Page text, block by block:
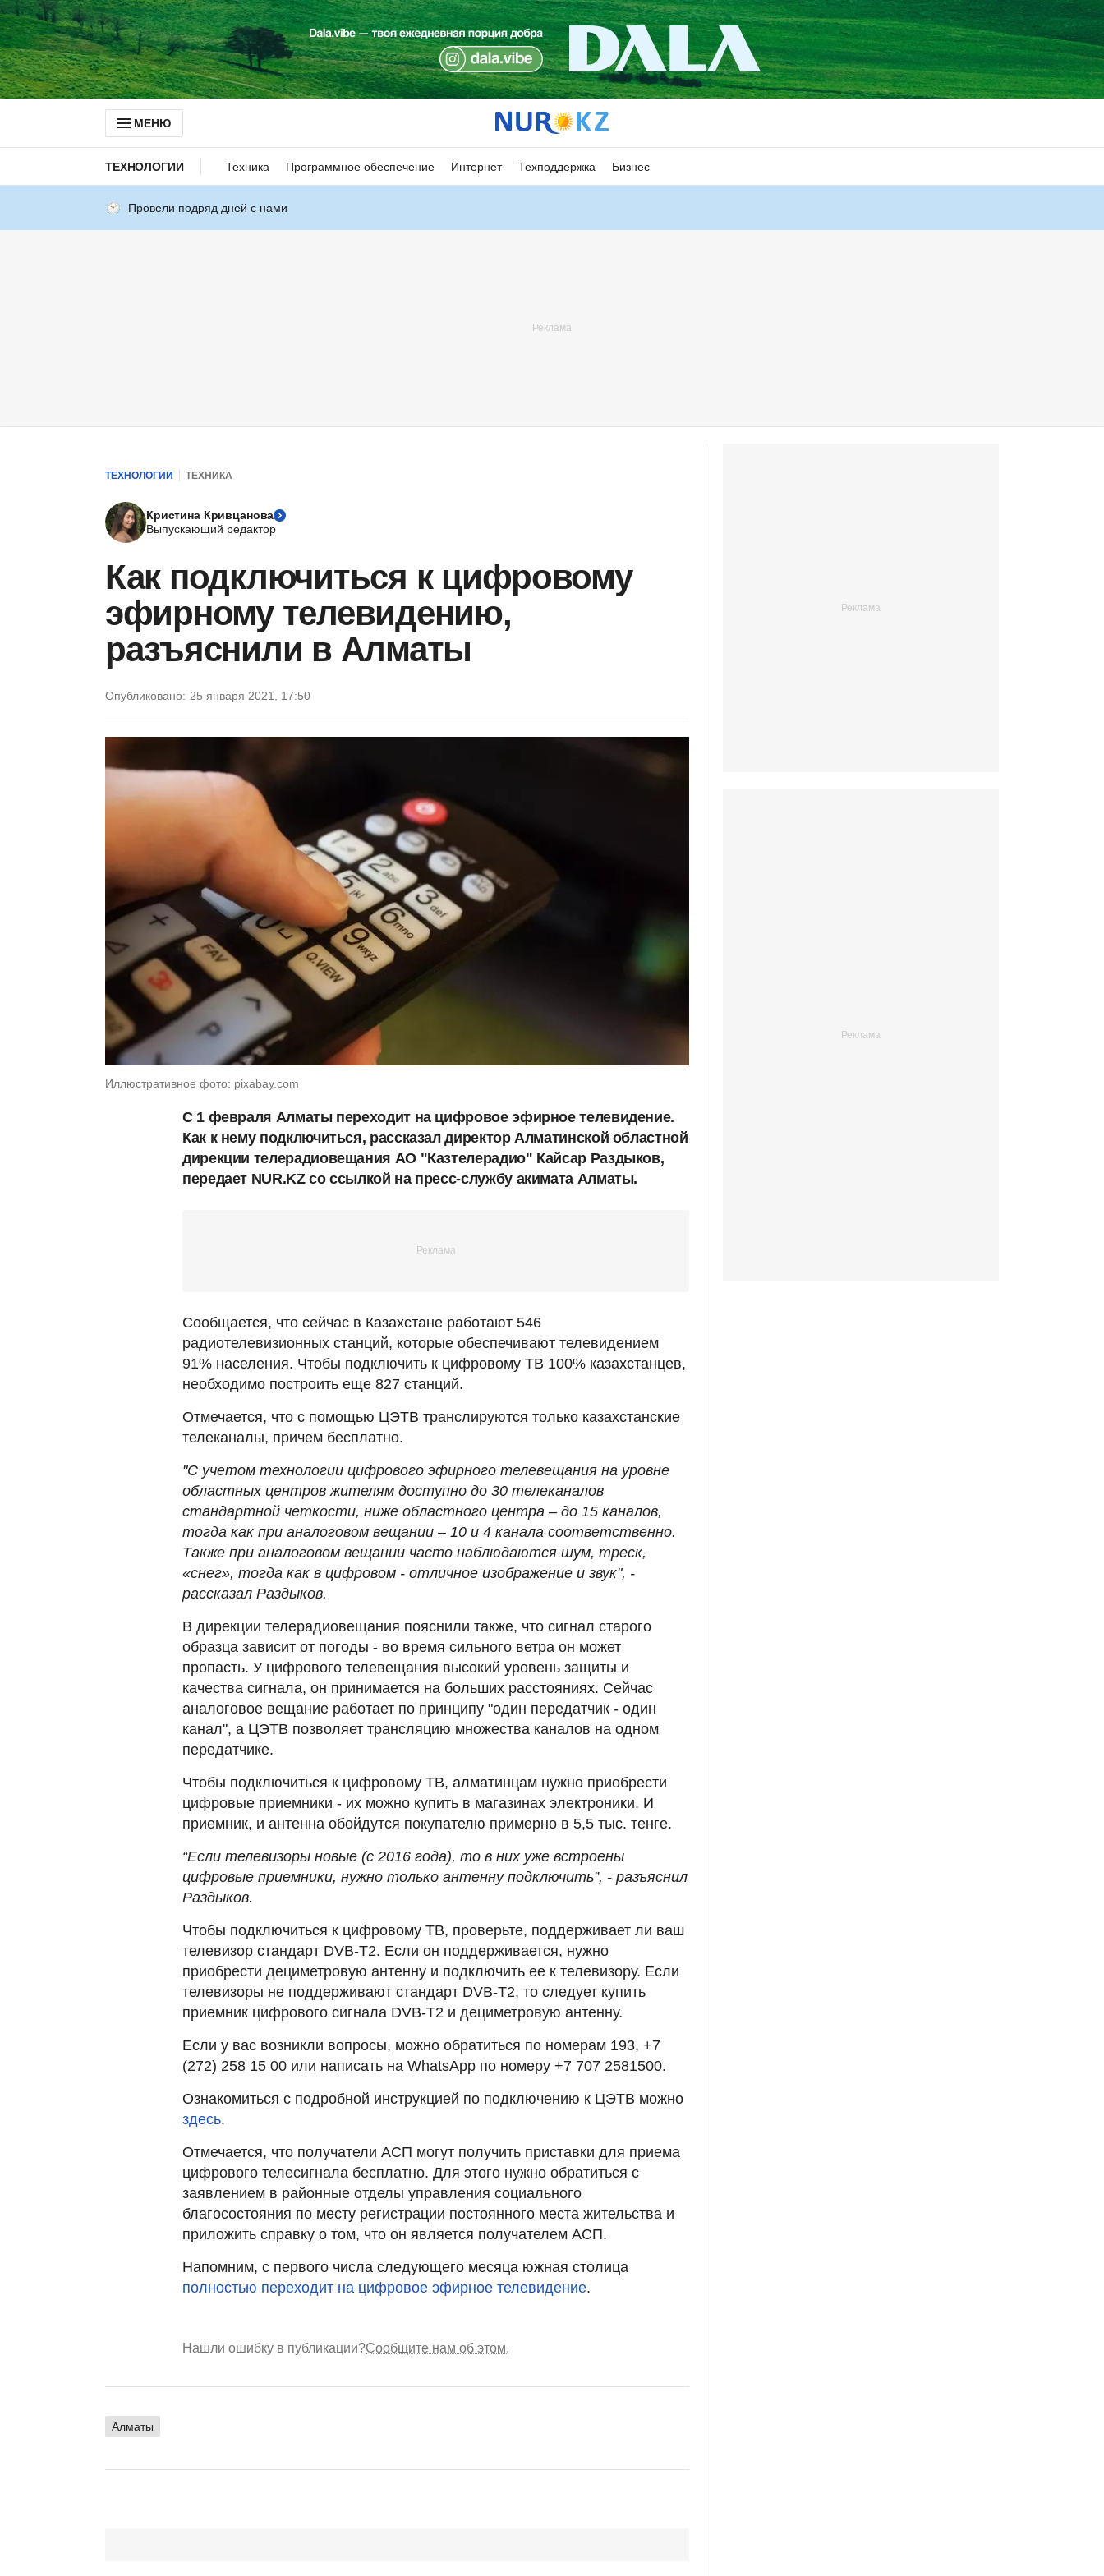
МЕНЮ
ТЕХНОЛОГИИ Техника Программное обеспечение Интернет Техподдержка Бизнес
Провели подряд дней с нами
ТЕХНОЛОГИИ ТЕХНИКА
Кристина Кривцанова
Выпускающий редактор
Как подключиться к цифровому
эфирному телевидению,
разъяснили в Алматы
Опубликовано: 25 января 2021, 17:50
Иллюстративное фото: pixabay.com
C 1 февраля Алматы переходит на цифровое эфирное телевидение.
Как к нему подключиться, рассказал директор Алматинской областной
дирекции телерадиовещания АО "Казтелерадио" Кайсар Раздыков,
передает NUR.KZ со ссылкой на пресс-службу акимата Алматы.
Сообщается, что сейчас в Казахстане работают 546
радиотелевизионных станций, которые обеспечивают телевидением
91% населения. Чтобы подключить к цифровому ТВ 100% казахстанцев,
необходимо построить еще 827 станций.
Отмечается, что с помощью ЦЭТВ транслируются только казахстанские
телеканалы, причем бесплатно.
"С учетом технологии цифрового эфирного телевещания на уровне
областных центров жителям доступно до 30 телеканалов
стандартной четкости, ниже областного центра – до 15 каналов,
тогда как при аналоговом вещании – 10 и 4 канала соответственно.
Также при аналоговом вещании часто наблюдаются шум, треск,
«снег», тогда как в цифровом - отличное изображение и звук", -
рассказал Раздыков.
В дирекции телерадиовещания пояснили также, что сигнал старого
образца зависит от погоды - во время сильного ветра он может
пропасть. У цифрового телевещания высокий уровень защиты и
качества сигнала, он принимается на больших расстояниях. Сейчас
аналоговое вещание работает по принципу "один передатчик - один
канал", а ЦЭТВ позволяет трансляцию множества каналов на одном
передатчике.
Чтобы подключиться к цифровому ТВ, алматинцам нужно приобрести
цифровые приемники - их можно купить в магазинах электроники. И
приемник, и антенна обойдутся покупателю примерно в 5,5 тыс. тенге.
“Если телевизоры новые (с 2016 года), то в них уже встроены
цифровые приемники, нужно только антенну подключить”, - разъяснил
Раздыков.
Чтобы подключиться к цифровому ТВ, проверьте, поддерживает ли ваш
телевизор стандарт DVB-T2. Если он поддерживается, нужно
приобрести дециметровую антенну и подключить ее к телевизору. Если
телевизоры не поддерживают стандарт DVB-T2, то следует купить
приемник цифрового сигнала DVB-T2 и дециметровую антенну.
Если у вас возникли вопросы, можно обратиться по номерам 193, +7
(272) 258 15 00 или написать на WhatsApp по номеру +7 707 2581500.
Ознакомиться с подробной инструкцией по подключению к ЦЭТВ можно
здесь.
Отмечается, что получатели АСП могут получить приставки для приема
цифрового телесигнала бесплатно. Для этого нужно обратиться с
заявлением в районные отделы управления социального
благосостояния по месту регистрации постоянного места жительства и
приложить справку о том, что он является получателем АСП.
Напомним, с первого числа следующего месяца южная столица
полностью переходит на цифровое эфирное телевидение.
Нашли ошибку в публикации?Сообщите нам об этом.
Алматы